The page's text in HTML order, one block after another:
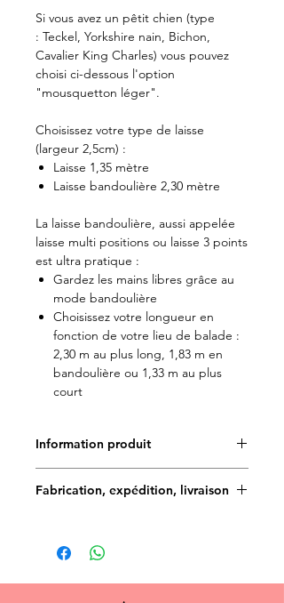
Si vous avez un pêtit chien (type
: Teckel, Yorkshire nain, Bichon,
Cavalier King Charles) vous pouvez
choisi ci-dessous l'option
"mousquetton léger".
Choisissez votre type de laisse
(largeur 2,5cm) :
Laisse 1,35 mètre
Laisse bandoulière 2,30 mètre
La laisse bandoulière, aussi appelée
laisse multi positions ou laisse 3 points
est ultra pratique :
Gardez les mains libres grâce au
mode bandoulière
Choisissez votre longueur en
fonction de votre lieu de balade :
2,30 m au plus long, 1,83 m en
bandoulière ou 1,33 m au plus
court
Information produit
sont fabriquées à la main et en
graphiste, ce qui rend les créations
Fabrication, expédition, livraison
Délais de livraison en France